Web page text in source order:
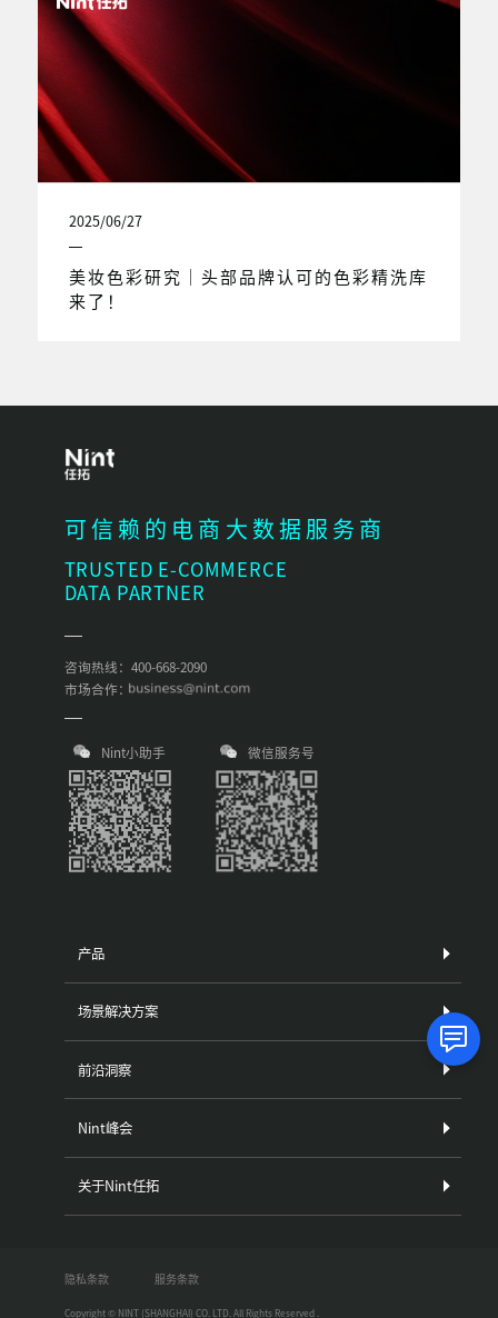
2025/06/27
美妆色彩研究｜头部品牌认可的色彩精洗库
来了！
可信赖的电商大数据服务商
TRUSTED E-COMMERCE
DATA PARTNER
咨询热线：400-668-2090
市场合作：
Nint小助手 微信服务号
产品
场景解决方案
前沿洞察
Nint峰会
关于Nint任拓
Copyright © NINT (SHANGHAI) CO. LTD. All Rights Reserved .
隐私条款 服务条款